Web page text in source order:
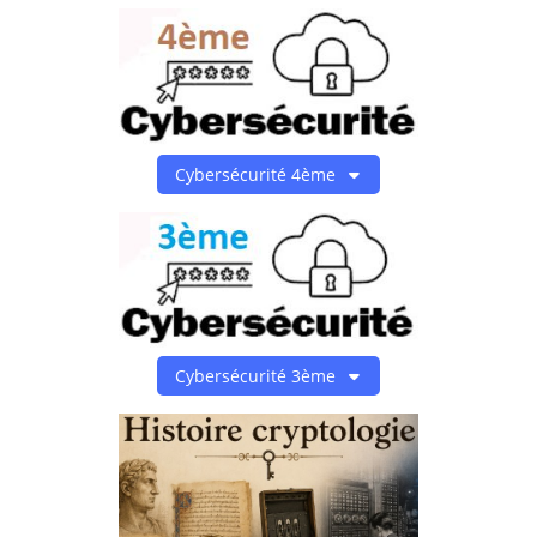
Cybersécurité 4ème
Cybersécurité 3ème